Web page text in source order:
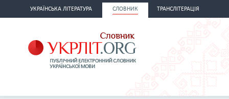
УКРАЇНСЬКА ЛІТЕРАТУРА СЛОВНИК ТРАНСЛІТЕРАЦІЯ